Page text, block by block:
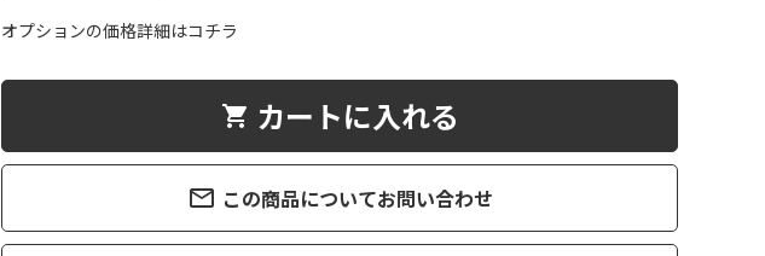
オプションの価格詳細はコチラ
shopping_cart カートに入れる
mail_outline この商品についてお問い合わせ